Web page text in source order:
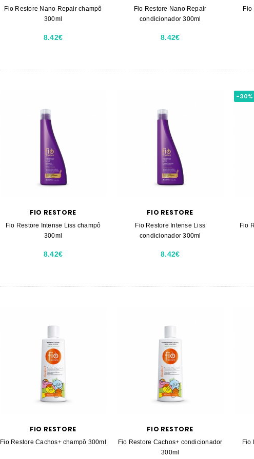
Fio Restore Nano Repair champô
300ml
8.42€
Fio Restore Nano Repair
condicionador 300ml
8.42€
Fio
FIO RESTORE
Fio Restore Intense Liss champô
300ml
8.42€
FIO RESTORE
Fio Restore Intense Liss
condicionador 300ml
8.42€
-30%
Fio
FIO RESTORE
Fio Restore Cachos+ champô 300ml
FIO RESTORE
Fio Restore Cachos+ condicionador
300ml
Fio